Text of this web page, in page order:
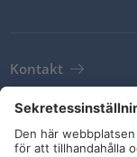
Kontakt